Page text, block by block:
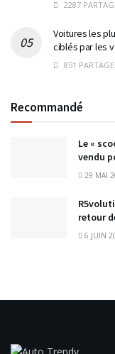
2287
Voitures les
ciblés par les
851
Recommandé
Le «
vendu
29 MAI
retour
6 JUIN